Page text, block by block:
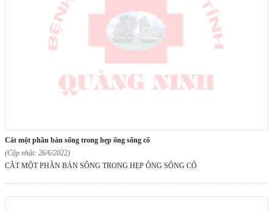
cắt một phần bản sống trong hẹp ống sống cổ
(Cập nhật: 26/6/2022)
CẮT MỘT PHẦN BẢN SỐNG TRONG HẸP ỐNG SỐNG CỔ